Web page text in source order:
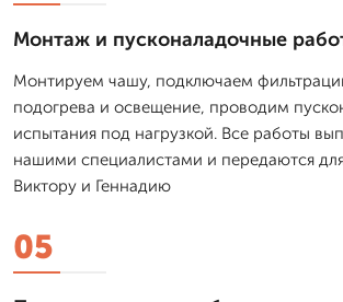
Монтаж и пусконаладочные
Монтируем чашу, подключаем
подогрева и освещение, проводим
испытания под нагрузкой. Все работы
нашими специалистами и передаются
Виктору и Геннадию
05